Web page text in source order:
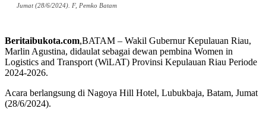
Jumat (28/6/2024). F, Pemko Batam
Beritaibukota.com,BATAM – Wakil Gubernur Kepulauan Riau,
Marlin Agustina, didaulat sebagai dewan pembina Women in
Logistics and Transport (WiLAT) Provinsi Kepulauan Riau Periode
2024-2026.
Acara berlangsung di Nagoya Hill Hotel, Lubukbaja, Batam, Jumat
(28/6/2024).